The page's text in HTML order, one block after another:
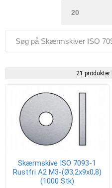
21 produkter
Skærmskive ISO 7093-1
Rustfri A2 M3-(Ø3,2x9x0,8)
(1000 Stk)